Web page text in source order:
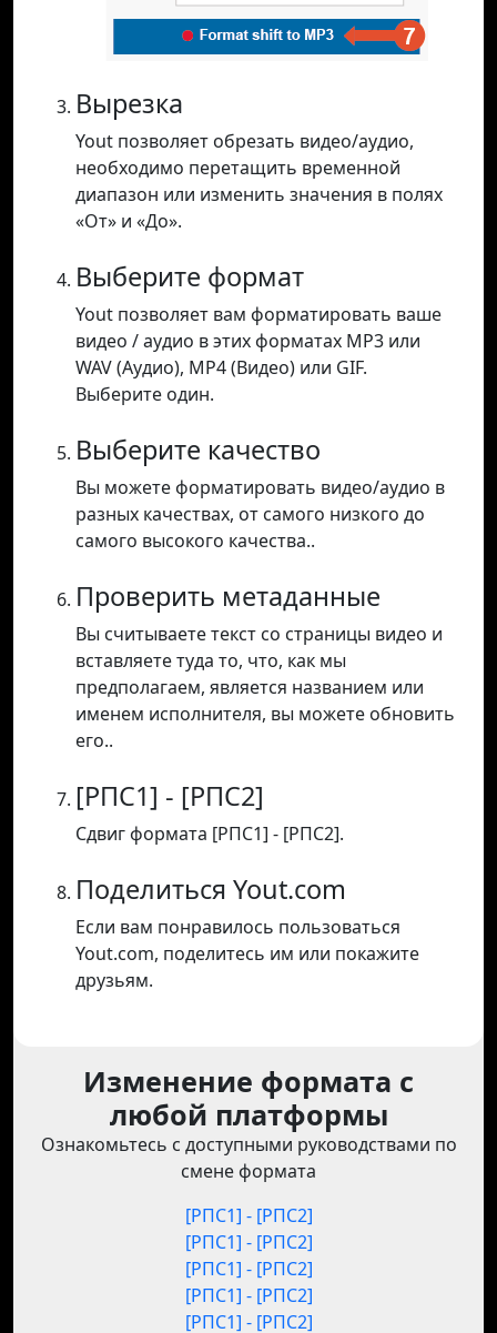
Вырезка
Yout позволяет обрезать видео/аудио,
необходимо перетащить временной
диапазон или изменить значения в полях
«От» и «До».
Выберите формат
Yout позволяет вам форматировать ваше
видео / аудио в этих форматах MP3 или
WAV (Аудио), MP4 (Видео) или GIF.
Выберите один.
Выберите качество
Вы можете форматировать видео/аудио в
разных качествах, от самого низкого до
самого высокого качества..
Проверить метаданные
Вы считываете текст со страницы видео и
вставляете туда то, что, как мы
предполагаем, является названием или
именем исполнителя, вы можете обновить
его..
[РПС1] - [РПС2]
Сдвиг формата [РПС1] - [РПС2].
Поделиться Yout.com
Если вам понравилось пользоваться
Yout.com, поделитесь им или покажите
друзьям.
Изменение формата с
любой платформы
Ознакомьтесь с доступными руководствами по
смене формата
[РПС1] - [РПС2]
[РПС1] - [РПС2]
[РПС1] - [РПС2]
[РПС1] - [РПС2]
[РПС1] - [РПС2]